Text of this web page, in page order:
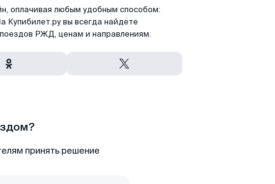
оплачивая любым удобным способом:
Купибилет.ру вы всегда найдете
РЖД, ценам и направлениям.
принять решение